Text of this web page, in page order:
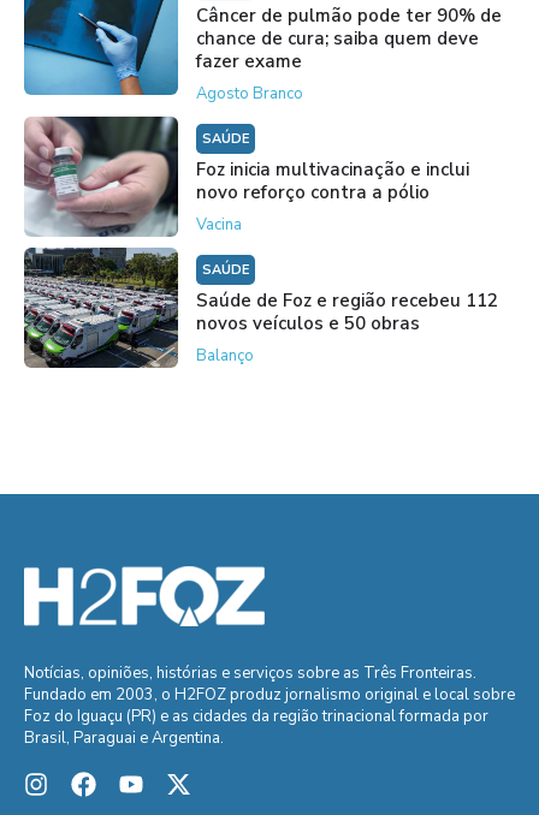
Câncer de pulmão pode ter 90% de
chance de cura; saiba quem deve
fazer exame
Agosto Branco
SAÚDE
Foz inicia multivacinação e inclui
novo reforço contra a pólio
Vacina
SAÚDE
Saúde de Foz e região recebeu 112
novos veículos e 50 obras
Balanço
Notícias, opiniões, histórias e serviços sobre as Três Fronteiras.
Fundado em 2003, o H2FOZ produz jornalismo original e local sobre
Foz do Iguaçu (PR) e as cidades da região trinacional formada por
Brasil, Paraguai e Argentina.